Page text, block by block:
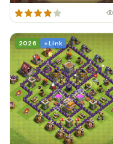
2026 + Link